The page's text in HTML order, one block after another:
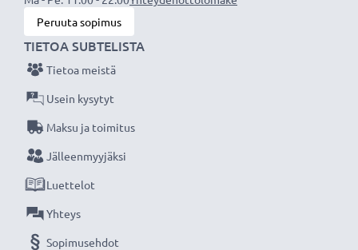
Jännite: 2.4V
Teknologia: NiMH
CELLONIC vaihtoakku - korkeaa laatua edulliseen
hintaan.
Olemme vuonna 2004 perustettu kansainvälinen
verkkokauppa, joka tarjoaa laadukkaita tuotteita, ja
siksi tarjoamme 36 kuukauden takuun!
Peruuta sopimus
TIETOA SUBTELISTA
Tietoa meistä
Usein kysytyt
Maksu ja toimitus
Jälleenmyyjäksi
Luettelot
Yhteys
Sopimusehdot